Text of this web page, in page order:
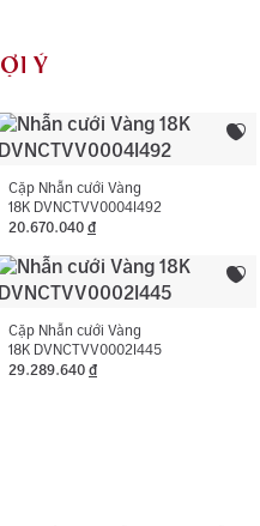
Cubic Zirconia
Hình tròn
phí 06 tháng như đính
không phát sinh thêm
Ý
Cặp Nhẫn cưới Vàng
18K DVNCTVV0004I492
20.670.040 đ
Cặp Nhẫn cưới Vàng
18K DVNCTVV0002I445
29.289.640 đ